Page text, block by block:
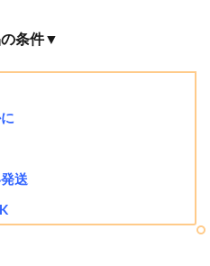
条件▼
送